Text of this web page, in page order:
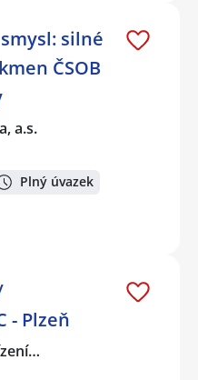
silné
ČSOB
a.s.
Plný úvazek
- Plzeň